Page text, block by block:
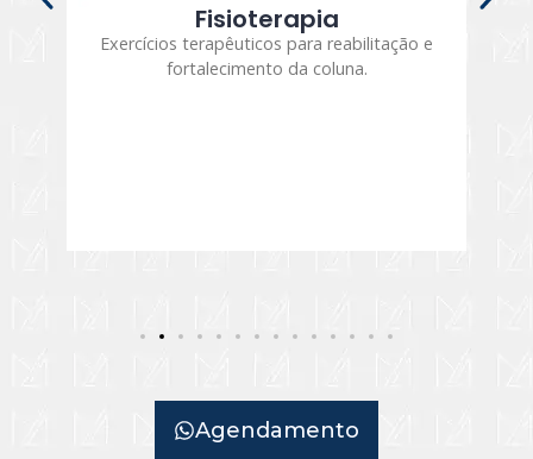
Fisioterapia
Exercícios terapêuticos para reabilitação e
fortalecimento da coluna.
Agendamento